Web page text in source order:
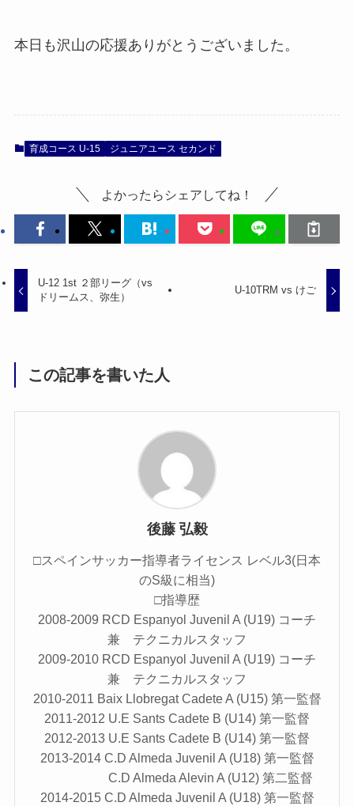
本日も沢山の応援ありがとうございました。
育成コース U-15 ジュニアユース セカンド
よかったらシェアしてね！
U-12 1st ２部リーグ（vs
ドリームス、弥生）
U-10TRM vs けご
この記事を書いた人
後藤 弘毅
□スペインサッカー指導者ライセンス レベル3(日本
のS級に相当)
□指導歴
2008-2009 RCD Espanyol Juvenil A (U19) コーチ
兼 テクニカルスタッフ
2009-2010 RCD Espanyol Juvenil A (U19) コーチ
兼 テクニカルスタッフ
2010-2011 Baix Llobregat Cadete A (U15) 第一監督
2011-2012 U.E Sants Cadete B (U14) 第一監督
2012-2013 U.E Sants Cadete B (U14) 第一監督
2013-2014 C.D Almeda Juvenil A (U18) 第一監督
C.D Almeda Alevin A (U12) 第二監督
2014-2015 C.D Almeda Juvenil A (U18) 第一監督